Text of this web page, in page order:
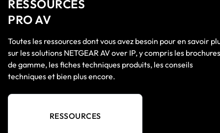
RESSOURCES
PRO AV
Toutes les ressources dont vous avez besoin pour en savoir
sur les solutions NETGEAR AV over IP, y compris les brochures
de gamme, les fiches techniques produits, les conseils
techniques et bien plus encore.
RESSOURCES